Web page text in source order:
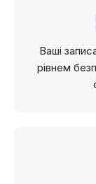
Ваші
рівнем